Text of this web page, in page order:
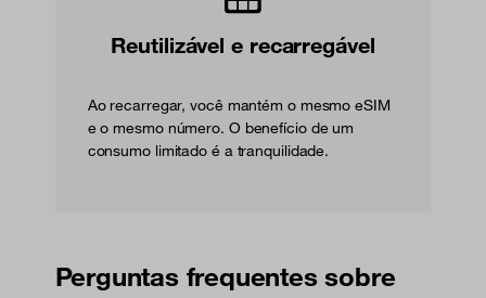
Reutilizável e recarregável
Ao recarregar, você mantém o mesmo eSIM
e o mesmo número. O benefício de um
consumo limitado é a tranquilidade.
Perguntas frequentes sobre